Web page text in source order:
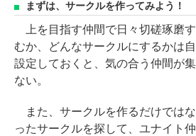
まずは、サークルを作ってみよう！
上を目指す仲間で日々切磋琢磨
むか、どんなサークルにするかは
設定しておくと、気の合う仲間が
ない。
また、サークルを作るだけでは
ったサークルを探して、ユナイト